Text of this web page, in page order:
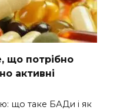
що потрібно
активні
що таке БАДи і як